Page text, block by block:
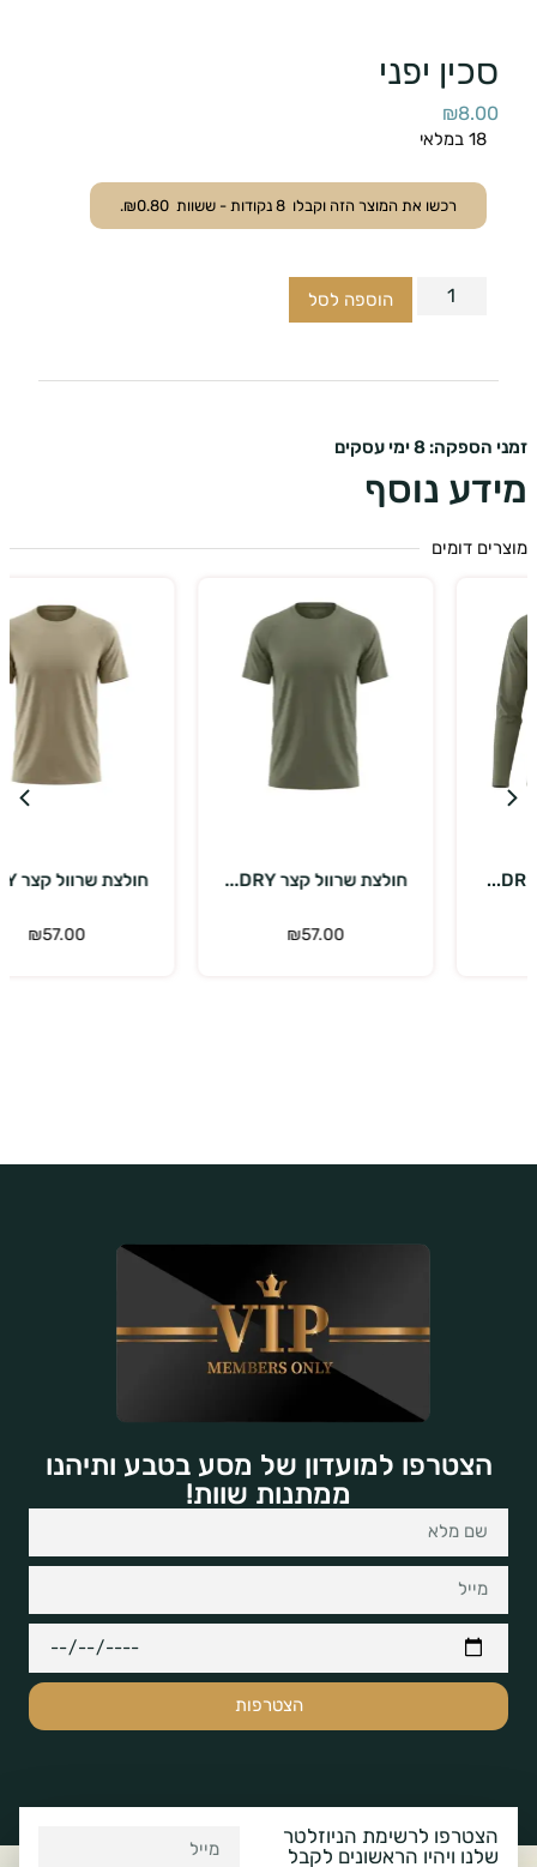
סכין יפני
₪8.00
רכשו את המוצר הזה וקבלו8נקודות - ששוות ₪ 0.80
.
הוספה לסל
8 ימי עסקים
נוסף
דומים
חולצת שרוול קצר DRY... חולצת שרוול קצר DRY...
הצטרפו למועדון של מסע בטבע ותיהנו
ממתנות שוות!
הצטרפות
הצטרפו לרשימת הניוזלטר
שלנו ויהיו הראשונים לקבל